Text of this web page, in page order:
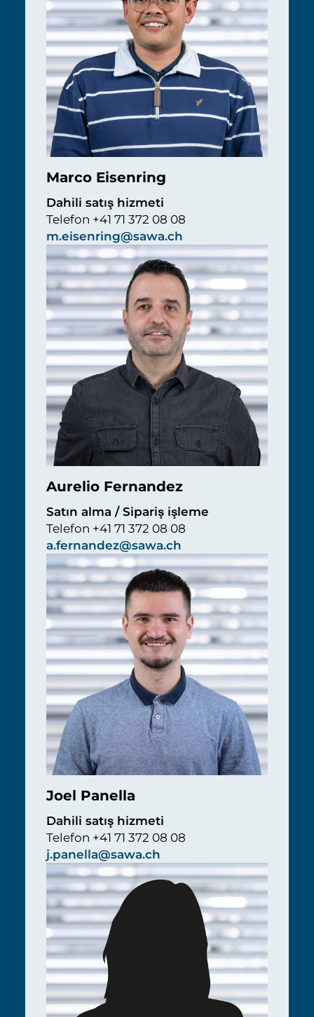
Marco Eisenring
Dahili satış hizmeti
Telefon +41 71 372 08 08
m.eisenring@sawa.ch
Aurelio Fernandez
Satın alma / Sipariş işleme
Telefon +41 71 372 08 08
a.fernandez@sawa.ch
Joel Panella
Dahili satış hizmeti
Telefon +41 71 372 08 08
j.panella@sawa.ch